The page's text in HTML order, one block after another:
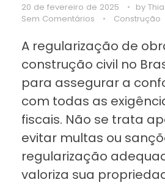
20 de fevereiro de 2025 by
Sem Comentários
Construção
A regularização de
construção civil no
para assegurar a
com todas as
fiscais. Não se trata
evitar multas ou
regularização
valoriza sua